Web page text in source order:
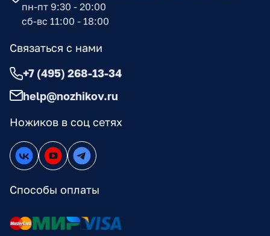
Ножиков в соц сетях
Способы оплаты
пн-пт 9:30 - 20:00
сб-вс 11:00 - 18:00
Связаться с нами
+7 (495) 268-13-34
help@nozhikov.ru